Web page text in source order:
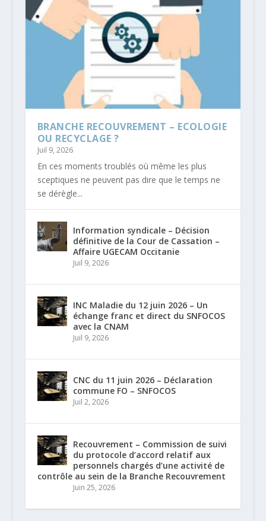
BRANCHE RECOUVREMENT – ECOLOGIE
OU RECYCLAGE ?
Juil 9, 2026
En ces moments troublés où même les plus
sceptiques ne peuvent pas dire que le temps ne
se dérègle...
Information syndicale – Décision
définitive de la Cour de Cassation –
Affaire UGECAM Occitanie
Juil 9, 2026
INC Maladie du 12 juin 2026 – Un
échange franc et direct du SNFOCOS
avec la CNAM
Juil 9, 2026
CNC du 11 juin 2026 – Déclaration
commune FO – SNFOCOS
Juil 2, 2026
Recouvrement – Commission de suivi
du protocole d’accord relatif aux
personnels chargés d’une activité de
contrôle au sein de la Branche Recouvrement
Juin 25, 2026